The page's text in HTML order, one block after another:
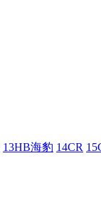
13HB海豹 14CR